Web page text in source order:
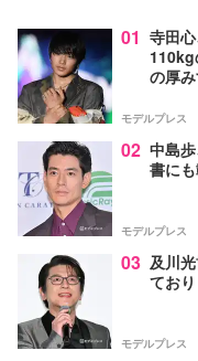
01 寺田
110kg
の厚
モデルプレス
02 中島
書に
モデルプレス
03 及川
ており
モデルプレス